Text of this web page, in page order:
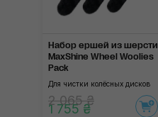
Набор ершей из шерсти
MaxShine Wheel Woolies
Pack
Для чистки колёсных дисков
2 065 ₴
1 755 ₴